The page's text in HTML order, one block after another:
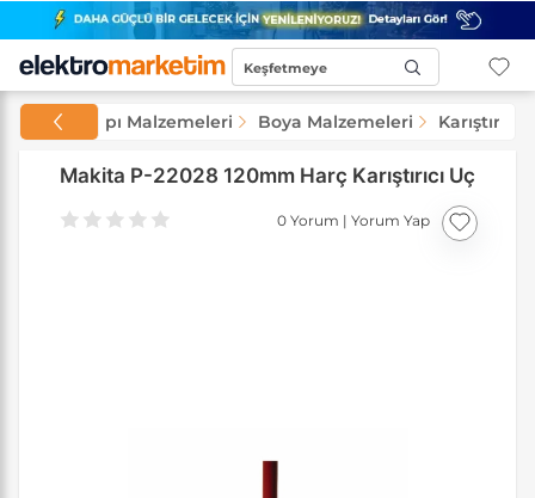
Keşfetmeye
ve Yapı Malzemeleri Boya Malzemeleri Karıştırıcı
Makita P-22028 120mm Harç Karıştırıcı Uç
0 Yorum | Yorum Yap